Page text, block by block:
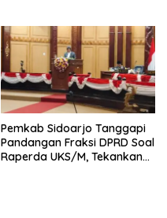
Pemkab Sidoarjo Tanggapi
Pandangan Fraksi DPRD Soal
Raperda UKS/M, Tekankan